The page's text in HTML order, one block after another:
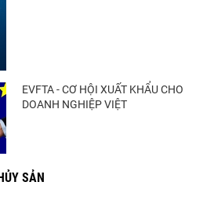
chưa đầy 3 tuần đến Vietfish 2026: Sẵn
EVFTA - CƠ HỘI XUẤT KHẨU CHO
DOANH NGHIỆP VIỆT
SẢN